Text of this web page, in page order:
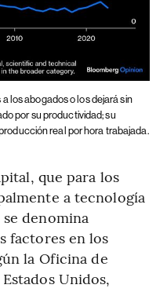
los abogados o los dejará sin
por su productividad; su
real por hora trabajada.
que para los
a tecnología
denomina
factores en los
la Oficina de
Unidos,